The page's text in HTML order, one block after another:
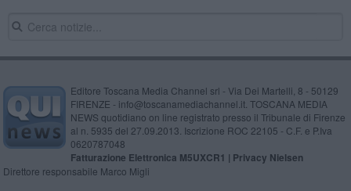
Editore Toscana Media Channel srl - Via Dei Martelli, 8 - 50129
FIRENZE - info@toscanamediachannel.it. TOSCANA MEDIA
NEWS quotidiano on line registrato presso il Tribunale di Firenze
al n. 5935 del 27.09.2013. Iscrizione ROC 22105 - C.F. e P.Iva
0620787048
Fatturazione Elettronica M5UXCR1 | Privacy Nielsen
Direttore responsabile Marco Migli